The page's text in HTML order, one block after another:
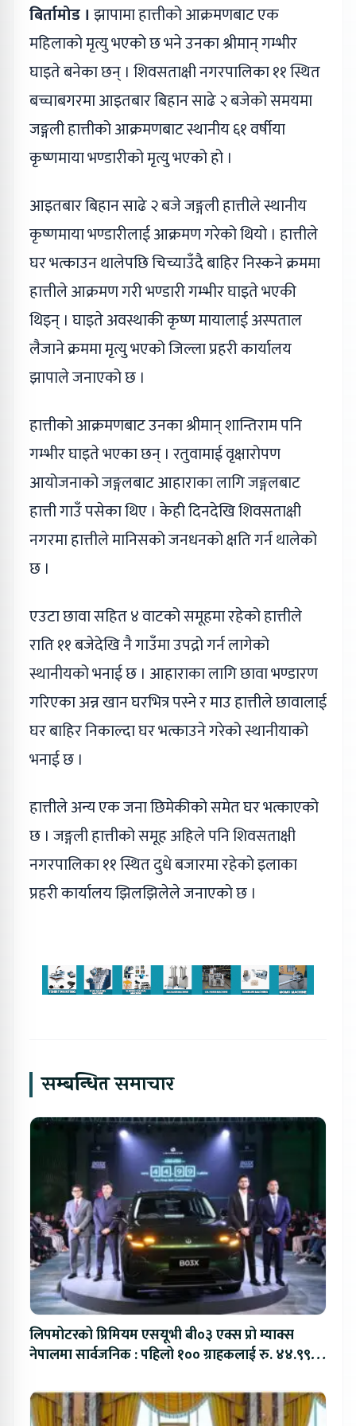
बिर्तामोड । झापामा हात्तीको आक्रमणबाट एक
महिलाको मृत्यु भएको छ भने उनका श्रीमान् गम्भीर
घाइते बनेका छन् । शिवसताक्षी नगरपालिका ११ स्थित
बच्चाबगरमा आइतबार बिहान साढे २ बजेको समयमा
जङ्गली हात्तीको आक्रमणबाट स्थानीय ६१ वर्षीया
कृष्णमाया भण्डारीको मृत्यु भएको हो ।
आइतबार बिहान साढे २ बजे जङ्गली हात्तीले स्थानीय
कृष्णमाया भण्डारीलाई आक्रमण गरेको थियो । हात्तीले
घर भत्काउन थालेपछि चिच्याउँदै बाहिर निस्कने क्रममा
हात्तीले आक्रमण गरी भण्डारी गम्भीर घाइते भएकी
थिइन् । घाइते अवस्थाकी कृष्ण मायालाई अस्पताल
लैजाने क्रममा मृत्यु भएको जिल्ला प्रहरी कार्यालय
झापाले जनाएको छ ।
हात्तीको आक्रमणबाट उनका श्रीमान् शान्तिराम पनि
गम्भीर घाइते भएका छन् । रतुवामाई वृक्षारोपण
आयोजनाको जङ्गलबाट आहाराका लागि जङ्गलबाट
हात्ती गाउँ पसेका थिए । केही दिनदेखि शिवसताक्षी
नगरमा हात्तीले मानिसको जनधनको क्षति गर्न थालेको
छ ।
एउटा छावा सहित ४ वाटको समूहमा रहेको हात्तीले
राति ११ बजेदेखि नै गाउँमा उपद्रो गर्न लागेको
स्थानीयको भनाई छ । आहाराका लागि छावा भण्डारण
गरिएका अन्न खान घरभित्र पस्ने र माउ हात्तीले छावालाई
घर बाहिर निकाल्दा घर भत्काउने गरेको स्थानीयाको
भनाई छ ।
हात्तीले अन्य एक जना छिमेकीको समेत घर भत्काएको
छ । जङ्गली हात्तीको समूह अहिले पनि शिवसताक्षी
नगरपालिका ११ स्थित दुधे बजारमा रहेको इलाका
प्रहरी कार्यालय झिलझिलेले जनाएको छ ।
सम्बन्धित समाचार
लिपमोटरको प्रिमियम एसयूभी बी०३ एक्स प्रो म्याक्स
नेपालमा सार्वजनिक : पहिलो १०० ग्राहकलाई रु. ४४.९९